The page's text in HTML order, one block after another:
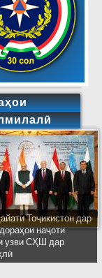
Тоҷикистон дар
наҷоти
узви СҲШ дар